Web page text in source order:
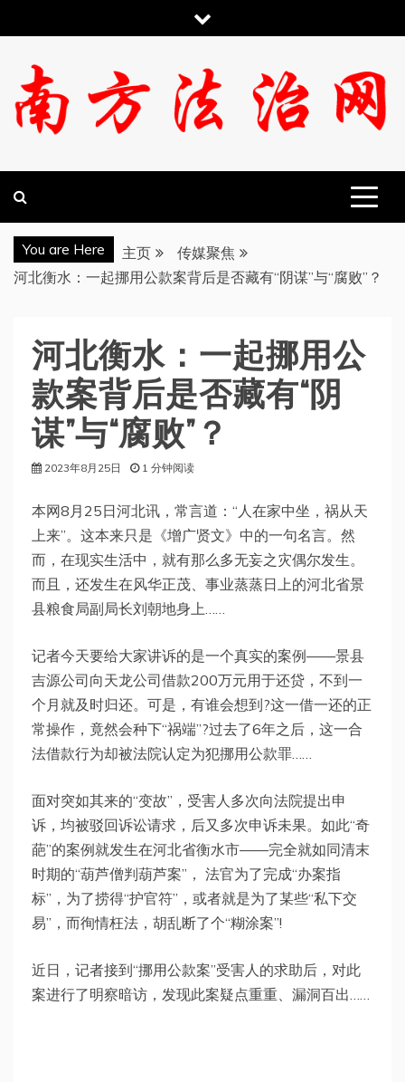
至
You are Here 主页
传媒聚焦
河北衡水：一起挪用公款案背后是否藏有“阴谋”与“腐败”？
河北衡水：一起挪用公
款案背后是否藏有“阴
谋”与“腐败”？
2023年8月25日 1 分钟阅读
本网8月25日河北讯，常言道：“人在家中坐，祸从天
上来”。这本来只是《增广贤文》中的一句名言。然
而，在现实生活中，就有那么多无妄之灾偶尔发生。
而且，还发生在风华正茂、事业蒸蒸日上的河北省景
县粮食局副局长刘朝地身上……
记者今天要给大家讲诉的是一个真实的案例——景县
吉源公司向天龙公司借款200万元用于还贷，不到一
个月就及时归还。可是，有谁会想到?这一借一还的正
常操作，竟然会种下“祸端”?过去了6年之后，这一合
法借款行为却被法院认定为犯挪用公款罪……
面对突如其来的“变故”，受害人多次向法院提出申
诉，均被驳回诉讼请求，后又多次申诉未果。如此“奇
葩”的案例就发生在河北省衡水市——完全就如同清末
时期的“葫芦僧判葫芦案”， 法官为了完成“办案指
标”，为了捞得“护官符”，或者就是为了某些“私下交
易”，而徇情枉法，胡乱断了个“糊涂案”!
近日，记者接到“挪用公款案”受害人的求助后，对此
案进行了明察暗访，发现此案疑点重重、漏洞百出……